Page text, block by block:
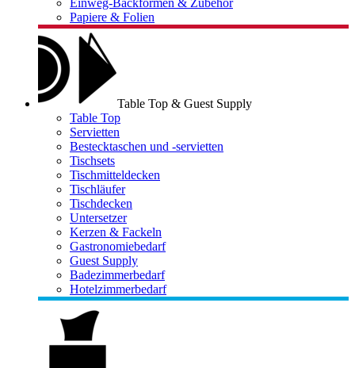
Einweg-Backformen & Zubehör
Papiere & Folien
Table Top & Guest Supply
Table Top
Servietten
Bestecktaschen und -servietten
Tischsets
Tischmitteldecken
Tischläufer
Tischdecken
Untersetzer
Kerzen & Fackeln
Gastronomiebedarf
Guest Supply
Badezimmerbedarf
Hotelzimmerbedarf